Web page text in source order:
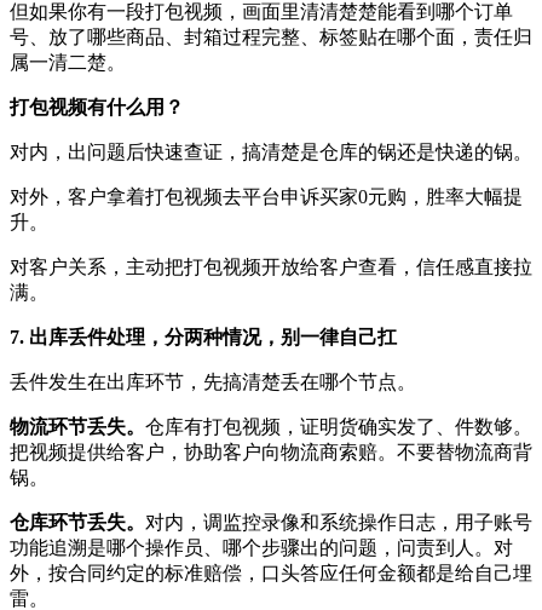
但如果你有一段打包视频，画面里清清楚楚能看到哪个订单
号、放了哪些商品、封箱过程完整、标签贴在哪个面，责任归
属一清二楚。
打包视频有什么用？
对内，出问题后快速查证，搞清楚是仓库的锅还是快递的锅。
对外，客户拿着打包视频去平台申诉买家0元购，胜率大幅提
升。
对客户关系，主动把打包视频开放给客户查看，信任感直接拉
满。
7. 出库丢件处理，分两种情况，别一律自己扛
丢件发生在出库环节，先搞清楚丢在哪个节点。
物流环节丢失。 仓库有打包视频，证明货确实发了、件数够。
把视频提供给客户，协助客户向物流商索赔。不要替物流商背
锅。
仓库环节丢失。 对内，调监控录像和系统操作日志，用子账号
功能追溯是哪个操作员、哪个步骤出的问题，问责到人。对
外，按合同约定的标准赔偿，口头答应任何金额都是给自己埋
雷。